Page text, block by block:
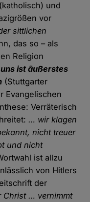
und
vor
sittlichen
das so – als
Religion
ist äußerstes
(Stuttgarter
Evangelischen
Verräterisch
… wir klagen
nicht treuer
und nicht
ist allzu
von Hitlers
der
Christ … vernimmt